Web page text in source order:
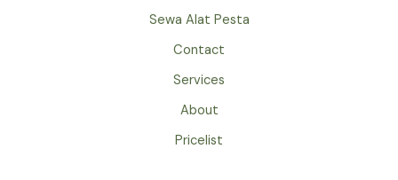
Sewa Alat Pesta
Contact
Services
About
Pricelist